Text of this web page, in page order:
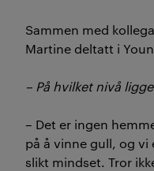
Sammen med
Martine deltatt i
– På hvilket nivå
– Det er ingen
på å vinne gull, og vi
slikt mindset. Tror